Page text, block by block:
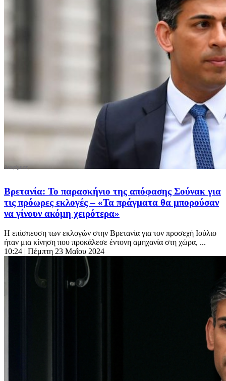
Βρετανία: Το παρασκήνιο της απόφασης Σούνακ για
τις πρόωρες εκλογές – «Τα πράγματα θα μπορούσαν
να γίνουν ακόμη χειρότερα»
Η επίσπευση των εκλογών στην Βρετανία για τον προσεχή Ιούλιο
ήταν μια κίνηση που προκάλεσε έντονη αμηχανία στη χώρα, ...
10:24 | Πέμπτη 23 Μαΐου 2024